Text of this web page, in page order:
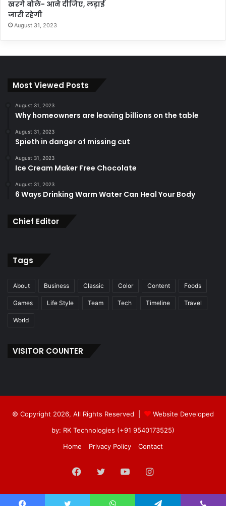
खरगे बोले- आने दीजिए, लड़ाई
जारी रहेगी
August 31, 2023
Most Viewed Posts
August 31, 2023
Why homeowners are leaving billions on the table
August 31, 2023
Spieth in danger of missing cut
August 31, 2023
Ice Cream Maker Free Chocolate
August 31, 2023
6 Ways Drinking Warm Water Can Heal Your Body
Chief Editor
Tags
About Business Classic Color Content Foods
Games Life Style Team Tech Timeline Travel
World
VISITOR COUNTER
© Copyright 2026, All Rights Reserved |
Website Developed
by: RK Technologies (+91 9540173525)
Home
Privacy Policy Contact
Facebook
TwitterYouTubeInstagram